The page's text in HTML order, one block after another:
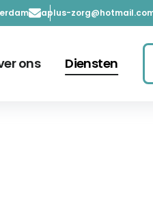
aplus-
ons Diensten